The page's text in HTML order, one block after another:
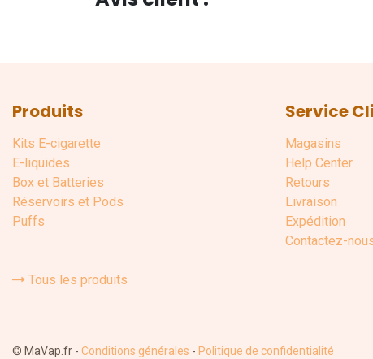
Produits
Kits E-cigarette
E-liquides
Box et Batteries
Réservoirs et Pods
Puffs
Tous les produits
Service
Magasins
Help Center
Retours
Livraison
Expédition
Contactez-
© MaVap.fr - Conditions générales - Politique de confidentialité